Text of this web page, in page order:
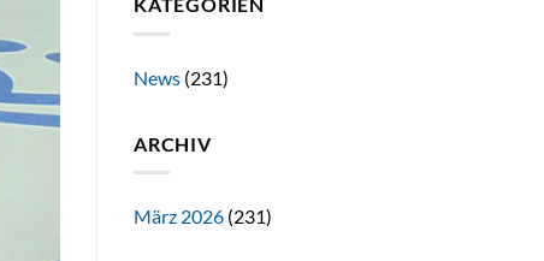
KATEGORIEN
News (231)
ARCHIV
März 2026 (231)